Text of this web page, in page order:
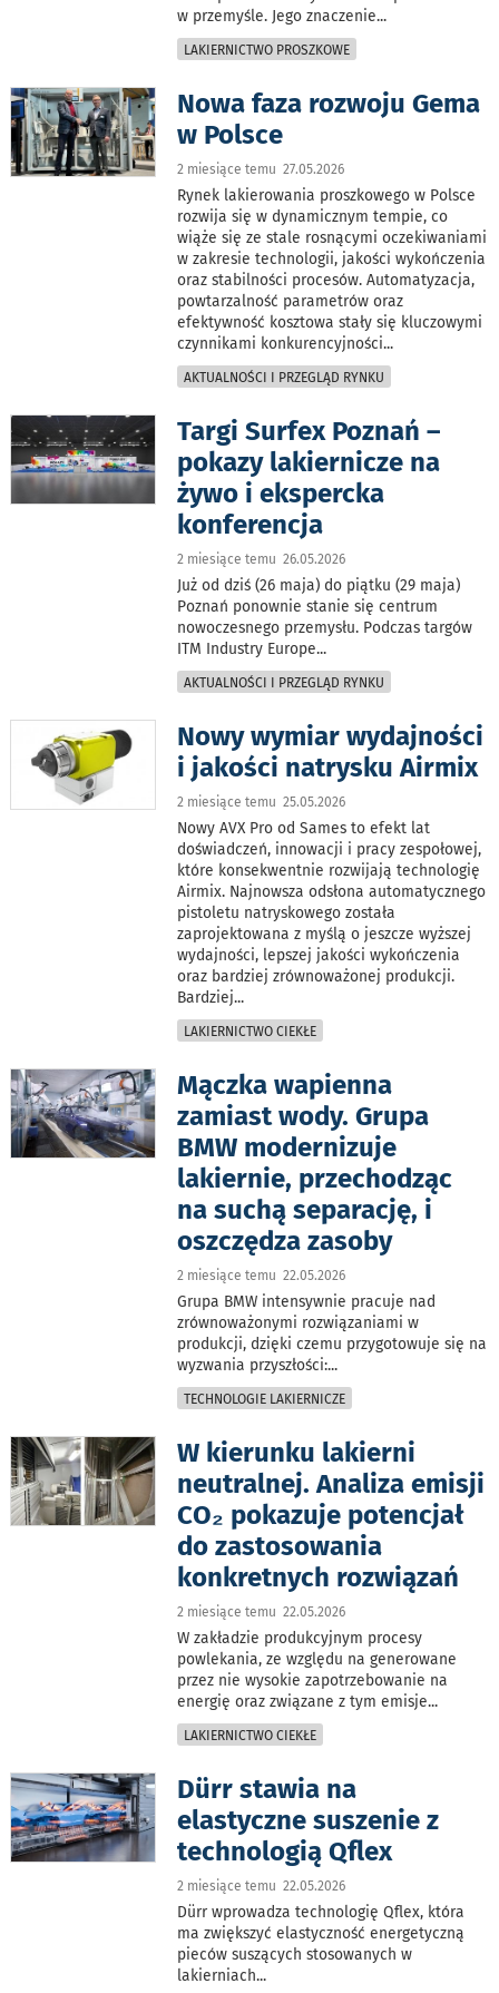
w przemyśle. Jego znaczenie...
LAKIERNICTWO PROSZKOWE
Nowa faza rozwoju Gema
w Polsce
2 miesiące temu 27.05.2026
Rynek lakierowania proszkowego w Polsce
rozwija się w dynamicznym tempie, co
wiąże się ze stale rosnącymi oczekiwaniami
w zakresie technologii, jakości wykończenia
oraz stabilności procesów. Automatyzacja,
powtarzalność parametrów oraz
efektywność kosztowa stały się kluczowymi
czynnikami konkurencyjności...
AKTUALNOŚCI I PRZEGLĄD RYNKU
Targi Surfex Poznań –
pokazy lakiernicze na
żywo i ekspercka
konferencja
2 miesiące temu 26.05.2026
Już od dziś (26 maja) do piątku (29 maja)
Poznań ponownie stanie się centrum
nowoczesnego przemysłu. Podczas targów
ITM Industry Europe...
AKTUALNOŚCI I PRZEGLĄD RYNKU
Nowy wymiar wydajności
i jakości natrysku Airmix
2 miesiące temu 25.05.2026
Nowy AVX Pro od Sames to efekt lat
doświadczeń, innowacji i pracy zespołowej,
które konsekwentnie rozwijają technologię
Airmix. Najnowsza odsłona automatycznego
pistoletu natryskowego została
zaprojektowana z myślą o jeszcze wyższej
wydajności, lepszej jakości wykończenia
oraz bardziej zrównoważonej produkcji.
Bardziej...
LAKIERNICTWO CIEKŁE
Mączka wapienna
zamiast wody. Grupa
BMW modernizuje
lakiernie, przechodząc
na suchą separację, i
oszczędza zasoby
2 miesiące temu 22.05.2026
Grupa BMW intensywnie pracuje nad
zrównoważonymi rozwiązaniami w
produkcji, dzięki czemu przygotowuje się na
wyzwania przyszłości:...
TECHNOLOGIE LAKIERNICZE
W kierunku lakierni
neutralnej. Analiza emisji
CO₂ pokazuje potencjał
do zastosowania
konkretnych rozwiązań
2 miesiące temu 22.05.2026
W zakładzie produkcyjnym procesy
powlekania, ze względu na generowane
przez nie wysokie zapotrzebowanie na
energię oraz związane z tym emisje...
LAKIERNICTWO CIEKŁE
Dürr stawia na
elastyczne suszenie z
technologią Qflex
2 miesiące temu 22.05.2026
Dürr wprowadza technologię Qflex, która
ma zwiększyć elastyczność energetyczną
pieców suszących stosowanych w
lakierniach...